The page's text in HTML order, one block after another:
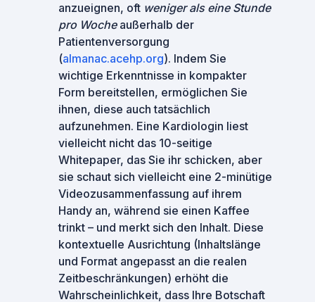
anzueignen, oft weniger als eine Stunde
pro Wocheaußerhalb der
Patientenversorgung
(almanac.acehp.org). Indem Sie
wichtige Erkenntnisse in kompakter
Form bereitstellen, ermöglichen Sie
ihnen, diese auch tatsächlich
aufzunehmen. Eine Kardiologin liest
vielleicht nicht das 10-seitige
Whitepaper, das Sie ihr schicken, aber
sie schaut sich vielleicht eine 2-minütige
Videozusammenfassung auf ihrem
Handy an, während sie einen Kaffee
trinkt – und merkt sich den Inhalt. Diese
kontextuelle Ausrichtung (Inhaltslänge
und Format angepasst an die realen
Zeitbeschränkungen) erhöht die
Wahrscheinlichkeit, dass Ihre Botschaft